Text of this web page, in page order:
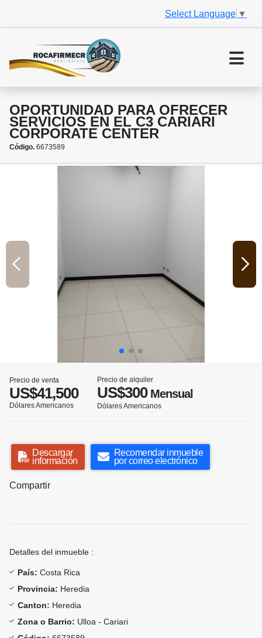
Select Language ▼
OPORTUNIDAD PARA OFRECER
SERVICIOS EN EL C3 CARIARI
CORPORATE CENTER
Código. 6673589
Precio de venta
US$41,500
Dólares Americanos
Precio de alquiler
US$300Mensual
Dólares Americanos
Descargar
información
Recomendar inmueble
por correo electrónico
Compartir
Detalles del inmueble :
País: Costa Rica
Provincia: Heredia
Canton: Heredia
Zona o Barrio: Ulloa - Cariari